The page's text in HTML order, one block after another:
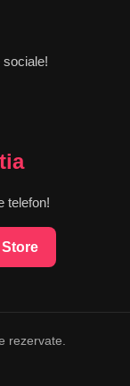
sociale!
telefon!
rezervate.